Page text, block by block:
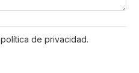
política de privacidad.